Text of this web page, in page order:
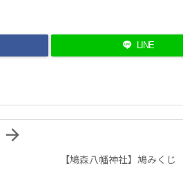
LINE
【鳩森八幡神社】鳩みくじ
